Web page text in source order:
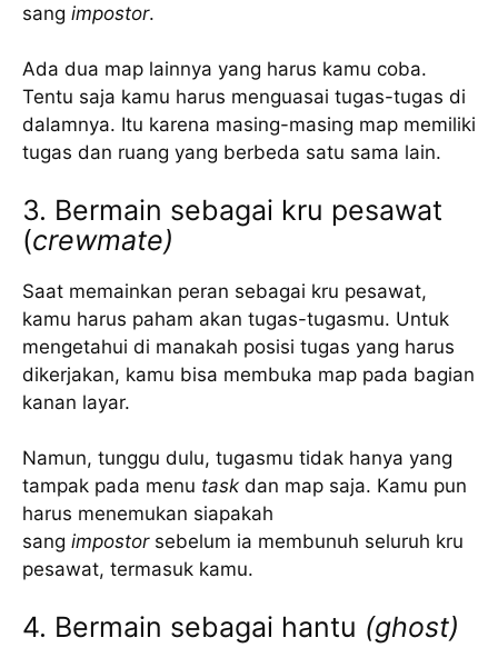
sang impostor.
Ada dua map lainnya yang harus kamu coba.
Tentu saja kamu harus menguasai tugas-tugas di
dalamnya. Itu karena masing-masing map memiliki
tugas dan ruang yang berbeda satu sama lain.
3. Bermain sebagai kru pesawat
(crewmate)
Saat memainkan peran sebagai kru pesawat,
kamu harus paham akan tugas-tugasmu. Untuk
mengetahui di manakah posisi tugas yang harus
dikerjakan, kamu bisa membuka map pada bagian
kanan layar.
Namun, tunggu dulu, tugasmu tidak hanya yang
tampak pada menu task dan map saja. Kamu pun
harus menemukan siapakah
sang impostorsebelum ia membunuh seluruh kru
pesawat, termasuk kamu.
4. Bermain sebagai hantu (ghost)